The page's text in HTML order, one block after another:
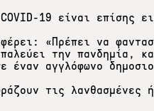
19 είναι επίσης
«Πρέπει να
την πανδημία,
έναν αγγλόφωνο
τις λανθασμένες